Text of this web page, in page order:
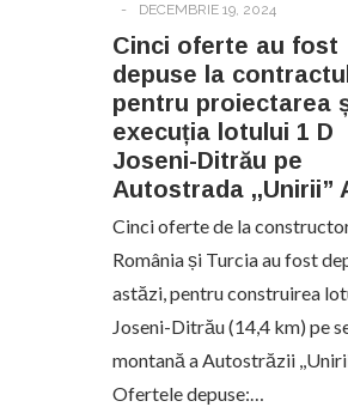
-
DECEMBRIE 19, 2024
Cinci oferte au fost
depuse la contractul
pentru proiectarea
execuția lotului 1 D
Joseni-Ditrău pe
Autostrada ,,Unirii”
Cinci oferte de la
România și Turcia au fost
astăzi, pentru construirea
Joseni-Ditrău (14,4 km) pe
montană a Autostrăzii
Ofertele depuse:…